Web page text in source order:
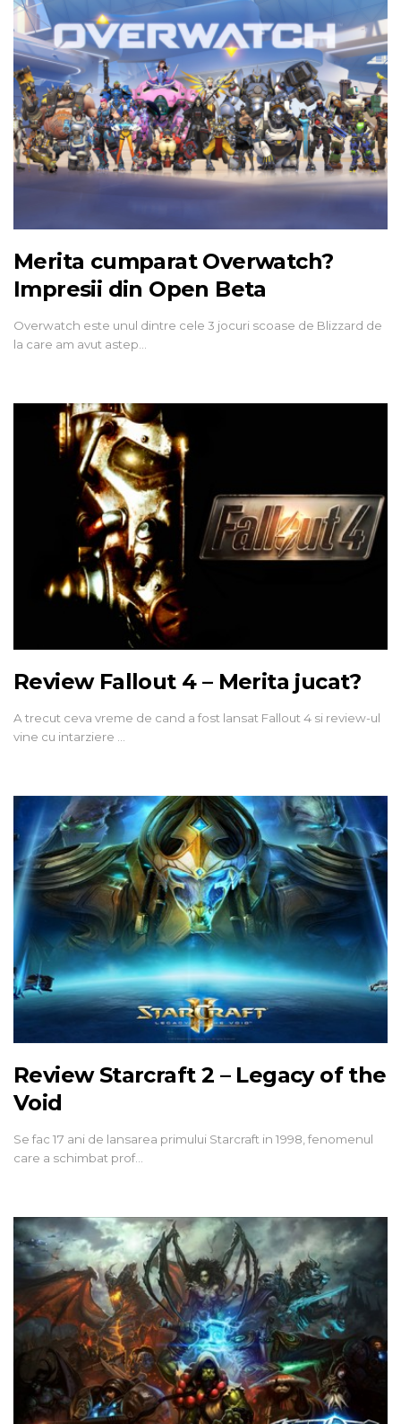
Merita cumparat Overwatch?
Impresii din Open Beta
Overwatch este unul dintre cele 3 jocuri scoase de Blizzard de
la care am avut astep…
Review Fallout 4 – Merita jucat?
A trecut ceva vreme de cand a fost lansat Fallout 4 si review-ul
vine cu intarziere …
Review Starcraft 2 – Legacy of the
Void
Se fac 17 ani de lansarea primului Starcraft in 1998, fenomenul
care a schimbat prof…